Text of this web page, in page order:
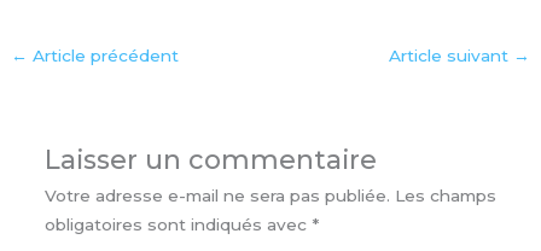
← Article précédent Article suivant →
Laisser un commentaire
Votre adresse e-mail ne sera pas publiée. Les champs
obligatoires sont indiqués avec *